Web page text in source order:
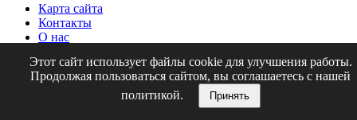
Этот сайт использует файлы cookie для улучшения работы.
Продолжая пользоваться сайтом, вы соглашаетесь с нашей
политикой.
Принять
Карта сайта
Контакты
О нас
© 2026 BI Битва. Все права защищены.